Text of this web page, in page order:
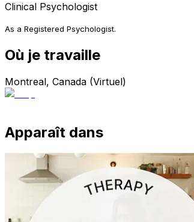
Clinical Psychologist
As a Registered Psychologist.
Où je travaille
Montreal, Canada (Virtuel)
Apparaît dans